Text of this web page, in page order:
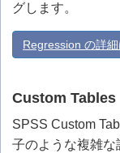
グします。
Regression の詳
Custom Tables
SPSS Custom
子のような複雑な